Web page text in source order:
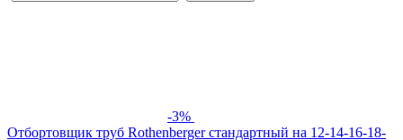
-3%
Отбортовщик труб Rothenberger стандартный на 12-14-16-18-